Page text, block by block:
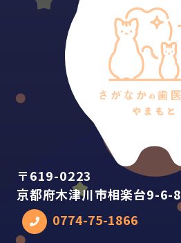
〒619-0223
京都府木津川市相楽台9-6-8
0774-75-1866